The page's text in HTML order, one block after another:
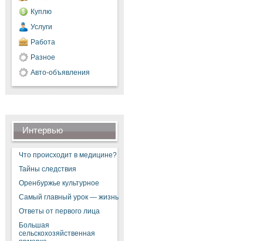
Куплю
Услуги
Работа
Разное
Авто-объявления
Интервью
Что происходит в медицине?
Тайны следствия
Оренбуржье культурное
Самый главный урок — жизнь
Ответы от первого лица
Большая
сельскохозяйственная